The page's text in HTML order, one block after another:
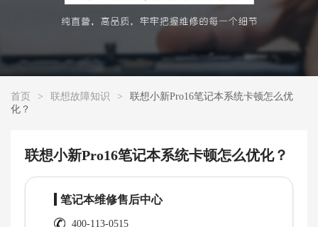
首页 > 联想故障知识 >
联想小新Pro16笔记本系统卡顿怎么优
化？
联想小新Pro16笔记本系统卡顿怎么优化？
笔记本维修售后中心
400-113-0515